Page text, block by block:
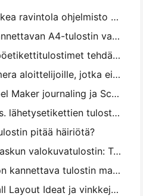
Miten valita oikea ravintola ohjelmisto pieni tai keskikokoinen ravintola
Tarvitsetko kannettavan A4-tulostin varastolaskuihin? Mikä todella toimii
Voivatko lämpöetikettitulostimet tehdä vesitiivisiä etikettejä pienille yritystuotteille?
Paras pikakamera aloittelijoille, jotka eivät halua tuhlata paperia
Paras väri Label Maker journaling ja Scrapbooking: Lisää lisää väriä jokaiselle sivulle
Käsikirjoitus vs. lähetysetikettien tulostus: vinkkejä pienille yrityksille vuonna 2026
pitää häiriötä?
Kuinka valita taskun valokuvatulostin: Täydellinen opas päiväkirjan, matkan ja iPhone-käyttäjille
Paras musteton kannettava tulostin matkalle, koululle ja mobiilityölle: Hanin MT620 Pro Review
Mini Photo Wall Layout Ideat ja vinkkejä makuuhuoneen ja asunnon koristelu